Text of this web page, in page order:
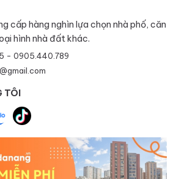
cấp hàng nghìn lựa chọn nhà phố, căn
hình nhà đất khác.
- 0905.440.789
TÔI